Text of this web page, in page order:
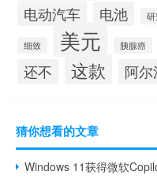
电动汽车
电池
细致 美元 胰腺癌
还不
这款 阿尔
猜你想看的文章
Windows 11获得微软